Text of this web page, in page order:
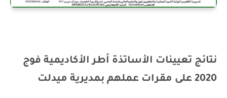
نتائج تعيينات الأساتذة أطر الأكاديمية فوج
2020 على مقرات عملهم بمديرية ميدلت